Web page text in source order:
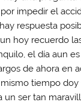
impedir el
respuesta
hoy recuerdo
el día aun
de ahora en
tiempo doy
un ser tan